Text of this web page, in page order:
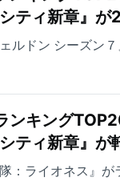
ティ新章』が
ルドン シーズン
ンキング
ティ新章』が
：ライオネス』が